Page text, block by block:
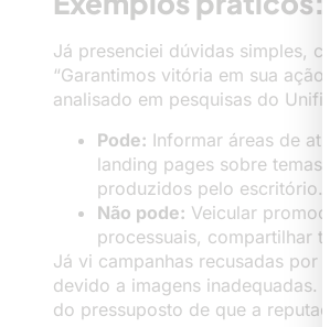
Já presenciei dúvidas simples,
“Garantimos vitória em sua
analisado em pesquisas do
Pode: Informar áreas de
landing pages sobre
produzidos pelo escritório.
Não pode: Veicular
processuais, compartilhar
Já vi campanhas recusadas por
devido a imagens inadequadas.
do pressuposto de que a